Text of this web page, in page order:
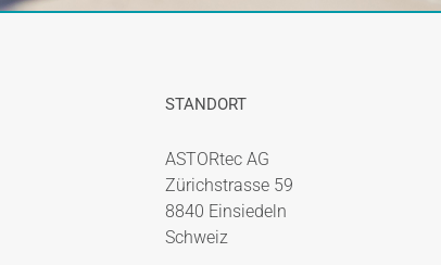
STANDORT
ASTORtec AG
Zürichstrasse 59
8840 Einsiedeln
Schweiz